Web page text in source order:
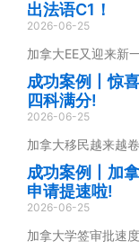
出法语C1！
2026-06-25
加拿大EE又迎来新
成功案例丨惊
四科满分!
2026-06-25
加拿大移民越来越
成功案例丨加
申请提速啦!
2026-06-25
加拿大学签审批速